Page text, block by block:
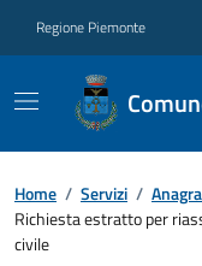
Regione Piemonte
Home / Servizi /
Richiesta estratto per
civile